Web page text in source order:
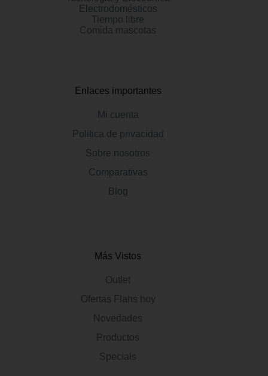
Electrodomésticos
Tiempo libre
Comida mascotas
Enlaces importantes
Mi cuenta
Politica de privacidad
Sobre nosotros
Comparativas
Blog
Más Vistos
Outlet
Ofertas Flahs hoy
Novedades
Productos
Specials